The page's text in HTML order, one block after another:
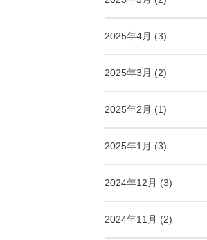
2025年4月 (3)
2025年3月 (2)
2025年2月 (1)
2025年1月 (3)
2024年12月 (3)
2024年11月 (2)